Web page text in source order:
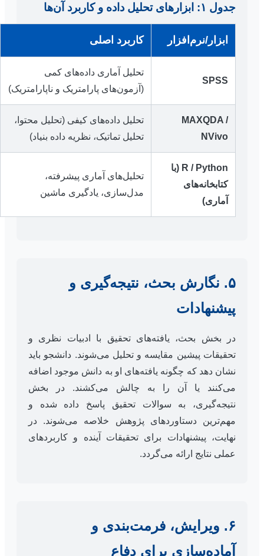
جدول ۱: ابزارهای تحلیل داده و کاربرد آن‌ها
ابزار/نرم‌افزار کاربرد اصلی
SPSS
تحلیل آماری داده‌های کمی
(آزمون‌های پارامتریک و ناپارامتریک)
MAXQDA /
NVivo
تحلیل داده‌های کیفی (تحلیل محتوا،
تحلیل تماتیک، نظریه داده بنیاد)
R / Python (با
کتابخانه‌های
آماری)
تحلیل‌های آماری پیشرفته،
مدل‌سازی، یادگیری ماشین
۵. نگارش بحث، نتیجه‌گیری و
پیشنهادات
در بخش بحث، یافته‌های تحقیق با ادبیات نظری و
تحقیقات پیشین مقایسه و تحلیل می‌شوند. دانشجو باید
نشان دهد که چگونه یافته‌های او به دانش موجود اضافه
می‌کنند یا آن را به چالش می‌کشند. در بخش
نتیجه‌گیری، به سوالات تحقیق پاسخ داده شده و
مهم‌ترین دستاوردهای پژوهش خلاصه می‌شوند. در
نهایت، پیشنهادات برای تحقیقات آینده و کاربردهای
عملی نتایج ارائه می‌گردد.
۶. ویرایش، فرمت‌بندی و
آماده‌سازی برای دفاع